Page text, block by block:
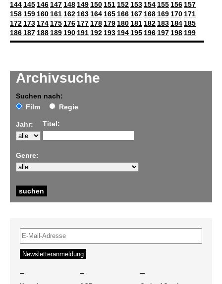
Archivsuche
Suchen nach:
Film
Regie
Jahr: Titel:
Genre:
144 145 146 147 148 149 150 151 152 153 154 155 156 157
158 159 160 161 162 163 164 165 166 167 168 169 170 171
172 173 174 175 176 177 178 179 180 181 182 183 184 185
186 187 188 189 190 191 192 193 194 195 196 197 198 199
– – –